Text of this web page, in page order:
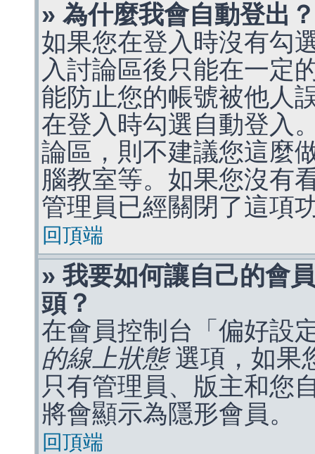
» 為什麼我會自動登出？
如果您在登入時沒有勾
入討論區後只能在一定
能防止您的帳號被他人
在登入時勾選自動登入
論區，則不建議您這麼
腦教室等。如果您沒有
管理員已經關閉了這項
回頂端
» 我要如何讓自己的會
頭？
在會員控制台「偏好設
的線上狀態選項，如果
只有管理員、版主和您
將會顯示為隱形會員。
回頂端